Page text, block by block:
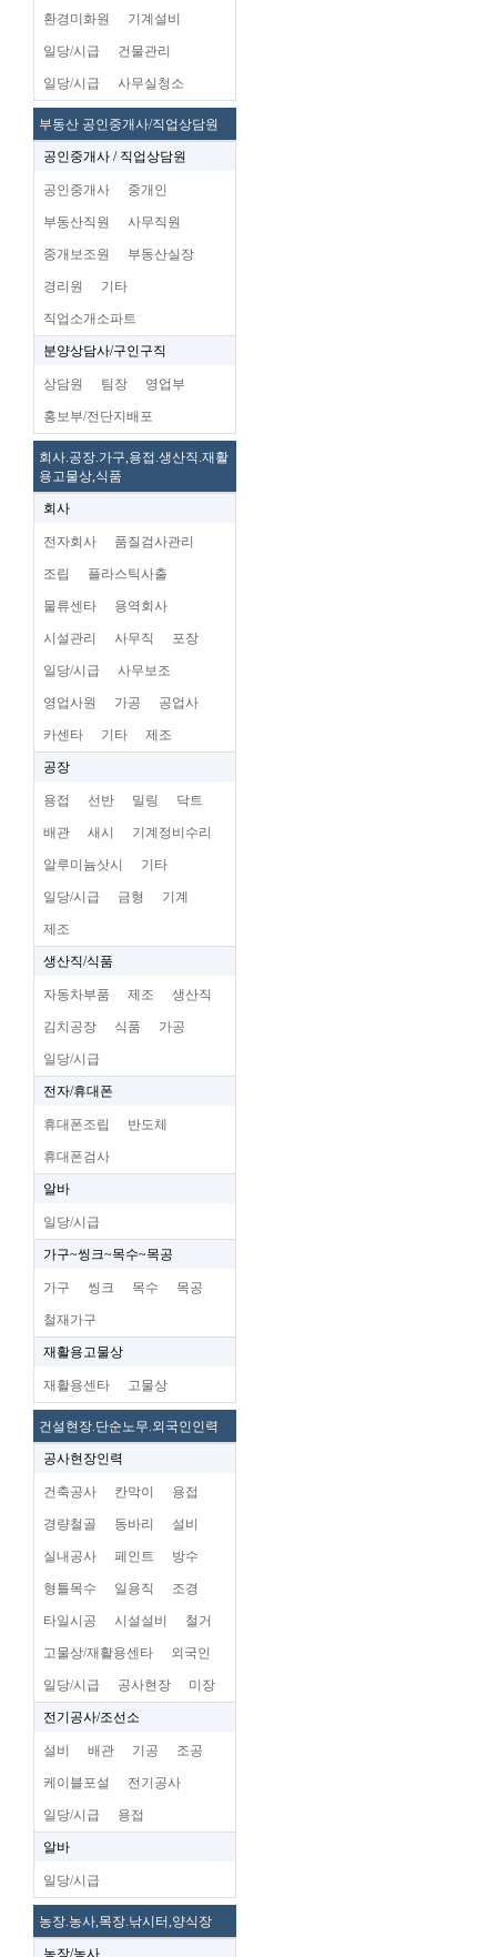
환경미화원 기계설비
일당/시급 건물관리
일당/시급 사무실청소
부동산 공인중개사/직업상담원
공인중개사 / 직업상담원
공인중개사 중개인
부동산직원 사무직원
중개보조원 부동산실장
경리원 기타
직업소개소파트
분양상담사/구인구직
상담원 팀장 영업부
홍보부/전단지배포
회사.공장.가구,용접.생산직.재활
용고물상,식품
회사
전자회사 품질검사관리
조립 플라스틱사출
물류센타 용역회사
시설관리 사무직 포장
일당/시급 사무보조
영업사원 가공 공업사
카센타 기타 제조
공장
용접 선반 밀링 닥트
배관 새시 기계정비수리
알루미늄삿시 기타
일당/시급 금형 기계
제조
생산직/식품
자동차부품 제조 생산직
김치공장 식품 가공
일당/시급
전자/휴대폰
휴대폰조립 반도체
휴대폰검사
알바
일당/시급
가구~씽크~목수~목공
가구 씽크 목수 목공
철재가구
재활용고물상
재활용센타 고물상
건설현장.단순노무.외국인인력
공사현장인력
건축공사 칸막이 용접
경량철골 동바리 설비
실내공사 페인트 방수
형틀목수 일용직 조경
타일시공 시설설비 철거
고물상/재활용센타 외국인
일당/시급 공사현장 미장
전기공사/조선소
설비 배관 기공 조공
케이블포설 전기공사
일당/시급 용접
알바
일당/시급
농장.농사,목장.낚시터,양식장
농장/농사